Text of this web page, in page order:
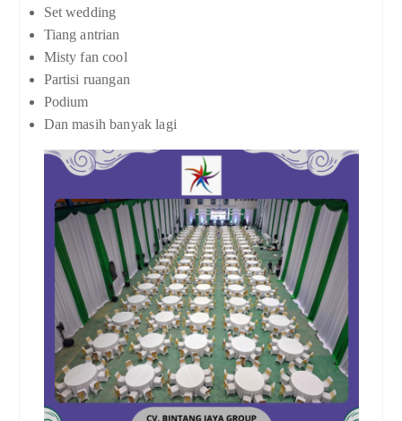
Set wedding
Tiang antrian
Misty fan cool
Partisi ruangan
Podium
Dan masih banyak lagi